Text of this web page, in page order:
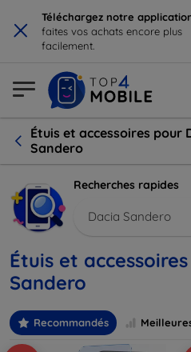
× Téléchargez notre
faites vos achats encore plus
facilement.
Étuis et accessoires pour
Sandero
Recherches rapides
Dacia Sandero
Étuis et
Sandero
Recommandés